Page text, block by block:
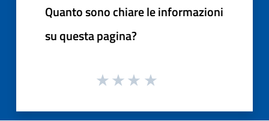
Quanto sono chiare le informazioni
su questa pagina?